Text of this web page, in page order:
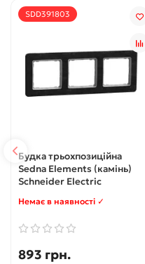
SDD391803
Будка трьохпозиційна
Sedna Elements (камінь)
Schneider Electric
Немає в наявності ✓
893 грн.